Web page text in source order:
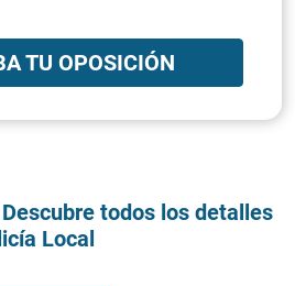
TU OPOSICIÓN
todos los detalles
Local